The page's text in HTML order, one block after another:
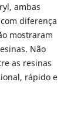
ambas
diferença
mostraram
Não
as resinas
rápido e